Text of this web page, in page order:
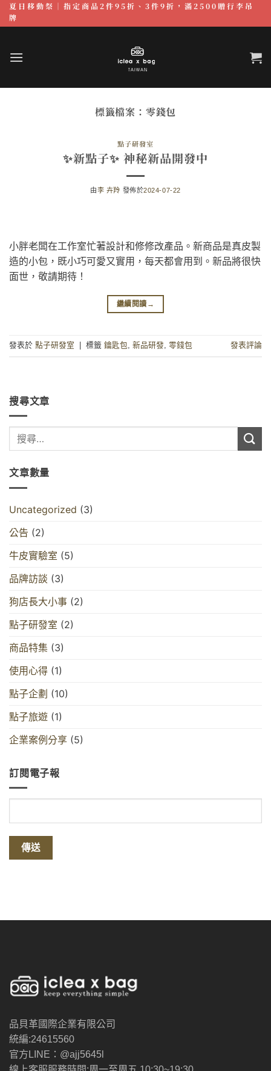
夏日移動祭｜指定商品2件95折、3件9折，滿2500贈行李吊
牌
標籤檔案： 零錢包
點子研發室
✨新點子✨ 神秘新品開發中
由李 卉羚 發佈於2024-07-22
小胖老闆在工作室忙著設計和修修改產品。新商品是真皮製
造的小包，既小巧可愛又實用，每天都會用到。新品將很快
面世，敬請期待！
繼續閱讀 →
發表於 點子研發室 標籤 鑰匙包 新品研發 零錢包 發表評論
搜尋文章
文章數量
Uncategorized (3)
公告 (2)
牛皮實驗室 (5)
品牌訪談 (3)
狗店長大小事 (2)
點子研發室 (2)
商品特集 (3)
使用心得 (1)
點子企劃 (10)
點子旅遊 (1)
企業案例分享 (5)
訂閱電子報
品貝革國際企業有限公司
統編:24615560
官方LINE：@ajj5645l